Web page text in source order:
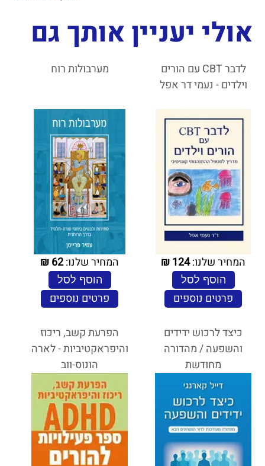
אולי יעניין אותך גם
לדבר CBT עם הורים
וילדים - נעמי דר אפל
המחיר שלנו:124
₪
הוסף לסל
פרטים נוספים
מערבולות רוח
המחיר שלנו:62
₪
הוסף לסל
פרטים נוספים
כיצד לרכוש ידידים
והשפעה / מהדורה
מחודשת
הפרעת קשב, ריכוז
והיפראקטיביות - לארה
הונוס-ווב